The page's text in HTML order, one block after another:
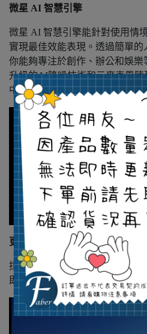
微星 AI 智慧引擎
微星 AI 智慧引擎能針對使用情
實現最佳效能表現。透過簡單的
你能夠專注於創作、辦公和娛
升級的AI降噪技術和三麥克風
中，你仍可以享受到流暢且清晰
更完善的隱私防護
採用視訊鏡頭蓋開關設計，當
即被切斷，提供最完整的隱私保